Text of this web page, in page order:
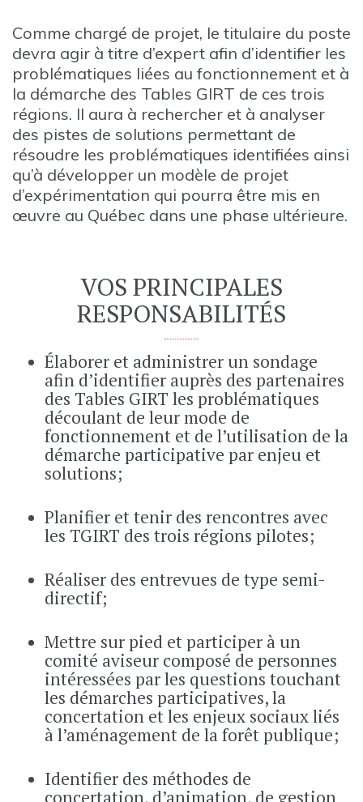
Comme chargé de projet, le titulaire du poste
devra agir à titre d’expert afin d’identifier les
problématiques liées au fonctionnement et à
la démarche des Tables GIRT de ces trois
régions. Il aura à rechercher et à analyser
des pistes de solutions permettant de
résoudre les problématiques identifiées ainsi
qu’à développer un modèle de projet
d’expérimentation qui pourra être mis en
œuvre au Québec dans une phase ultérieure.
VOS PRINCIPALES
RESPONSABILITÉS
Élaborer et administrer un sondage
afin d’identifier auprès des partenaires
des Tables GIRT les problématiques
découlant de leur mode de
fonctionnement et de l’utilisation de la
démarche participative par enjeu et
solutions;
Planifier et tenir des rencontres avec
les TGIRT des trois régions pilotes;
Réaliser des entrevues de type semi-
directif;
Mettre sur pied et participer à un
comité aviseur composé de personnes
intéressées par les questions touchant
les démarches participatives, la
concertation et les enjeux sociaux liés
à l’aménagement de la forêt publique;
Identifier des méthodes de
concertation, d’animation, de gestion